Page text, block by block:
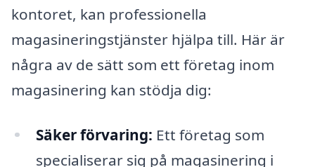
kontoret, kan professionella
magasineringstjänster hjälpa till. Här är
några av de sätt som ett företag inom
magasinering kan stödja dig:
Säker förvaring: Ett företag som
specialiserar sig på magasinering i